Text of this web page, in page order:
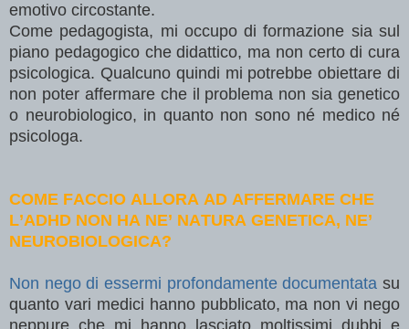
emotivo circostante.
Come pedagogista, mi occupo di formazione sia sul
piano pedagogico che didattico, ma non certo di cura
psicologica. Qualcuno quindi mi potrebbe obiettare di
non poter affermare che il problema non sia genetico
o neurobiologico, in quanto non sono né medico né
psicologa.
COME FACCIO ALLORA AD AFFERMARE CHE
L’ADHD NON HA NE’ NATURA GENETICA, NE’
NEUROBIOLOGICA?
Non nego di essermi profondamente documentata su
quanto vari medici hanno pubblicato, ma non vi nego